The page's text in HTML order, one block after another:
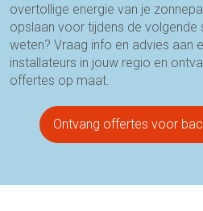
overtollige energie van je
opslaan voor tijdens de volgende
weten? Vraag info en advies aan
installateurs in jouw regio en
offertes op maat.
Ontvang offertes voor